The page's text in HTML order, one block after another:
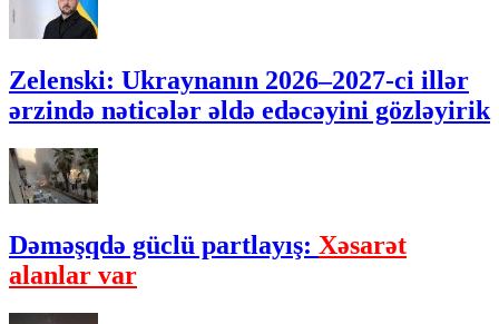
Zelenski: Ukraynanın 2026–2027-ci illər
ərzində nəticələr əldə edəcəyini gözləyirik
Dəməşqdə güclü partlayış: Xəsarət
alanlar var